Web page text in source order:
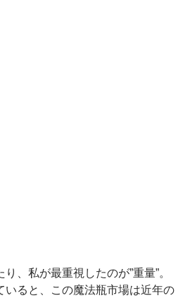
、私が最重視したのが”重量”。
いると、この魔法瓶市場は近年の